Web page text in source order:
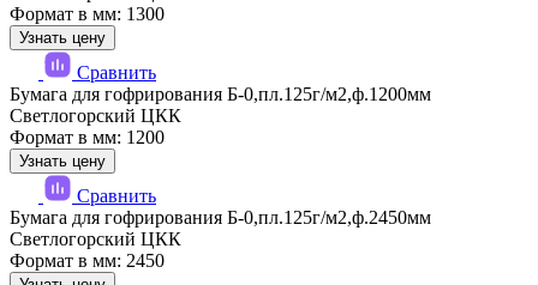
Формат в мм: 1300
Узнать цену
Сравнить
Бумага для гофрирования Б-0,пл.125г/м2,ф.1200мм
Светлогорский ЦКК
Формат в мм: 1200
Узнать цену
Сравнить
Бумага для гофрирования Б-0,пл.125г/м2,ф.2450мм
Светлогорский ЦКК
Формат в мм: 2450